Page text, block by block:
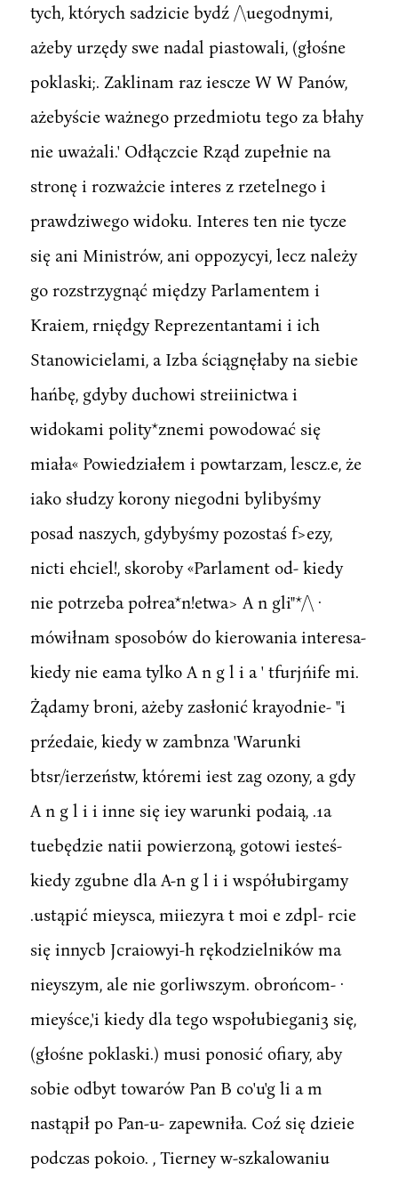
tych, których sadzicie bydź /\uegodnymi,
ażeby urzędy swe nadal piastowali, (głośne
poklaski;. Zaklinam raz iescze W W Panów,
ażebyście ważnego przedmiotu tego za błahy
nie uważali.' Odłączcie Rząd zupełnie na
stronę i rozważcie interes z rzetelnego i
prawdziwego widoku. Interes ten nie tycze
się ani Ministrów, ani oppozycyi, lecz należy
go rozstrzygnąć między Parlamentem i
Kraiem, rniędgy Reprezentantami i ich
Stanowicielami, a Izba ściągnęłaby na siebie
hańbę, gdyby duchowi streiinictwa i
widokami polity*znemi powodować się
miała« Powiedziałem i powtarzam, lescz.e, że
iako słudzy korony niegodni bylibyśmy
posad naszych, gdybyśmy pozostaś f>ezy,
nicti ehciel!, skoroby «Parlament od- kiedy
nie potrzeba połrea*n!etwa> A n gli"*/\ ·
mówiłnam sposobów do kierowania interesa-
kiedy nie eama tylko A n g l i a ' tfurjńife mi.
Żądamy broni, ażeby zasłonić krayodnie- "i
prźedaie, kiedy w zambnza 'Warunki
btsr/ierzeństw, któremi iest zag ozony, a gdy
A n g l i i inne się iey warunki podaią, .1a
tuebędzie natii powierzoną, gotowi iesteś-
kiedy zgubne dla A-n g l i i współubirgamy
.ustąpić mieysca, miiezyra t moi e zdpl- rcie
się innycb Jcraiowyi-h rękodzielników ma
nieyszym, ale nie gorliwszym. obrońcom- ·
mieyśce,'i kiedy dla tego wspołubiegani3 się,
(głośne poklaski.) musi ponosić ofiary, aby
sobie odbyt towarów Pan B co'u'g li a m
nastąpił po Pan-u- zapewniła. Coź się dzieie
podczas pokoio. , Tierney w-szkalowaniu